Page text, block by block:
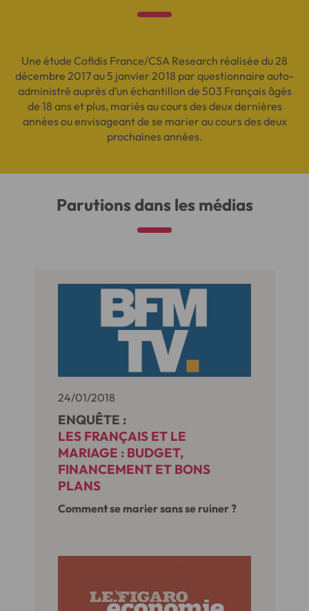
Une étude Cofidis France/CSA Research réalisée du 28
décembre 2017 au 5 janvier 2018 par questionnaire auto-
administré auprès d’un échantillon de 503 Français âgés
de 18 ans et plus, mariés au cours des deux dernières
années ou envisageant de se marier au cours des deux
prochaines années.
Parutions dans les médias
24/01/2018
ENQUÊTE :
LES FRANÇAIS ET LE
MARIAGE : BUDGET,
FINANCEMENT ET BONS
PLANS
Comment se marier sans se ruiner ?